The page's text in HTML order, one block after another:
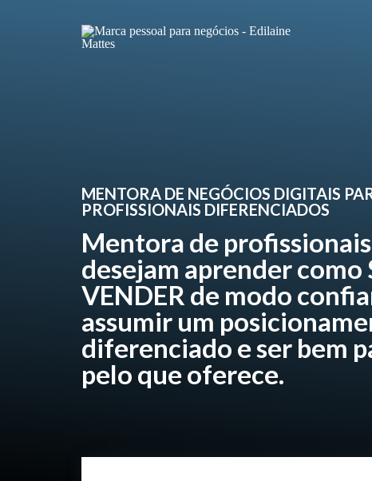
MENTORA DE NEGÓCIOS DIGITAIS
PROFISSIONAIS DIFERENCIADOS
Mentora de
desejam aprender como
VENDER de modo
assumir um
diferenciado e ser bem
pelo que oferece.